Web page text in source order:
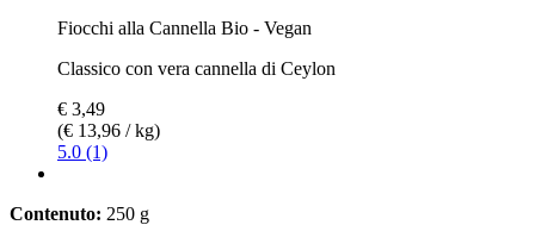
Fiocchi alla Cannella Bio - Vegan
Classico con vera cannella di Ceylon
€ 3,49
(€ 13,96 / kg)
5.0 (1)
Contenuto: 250 g